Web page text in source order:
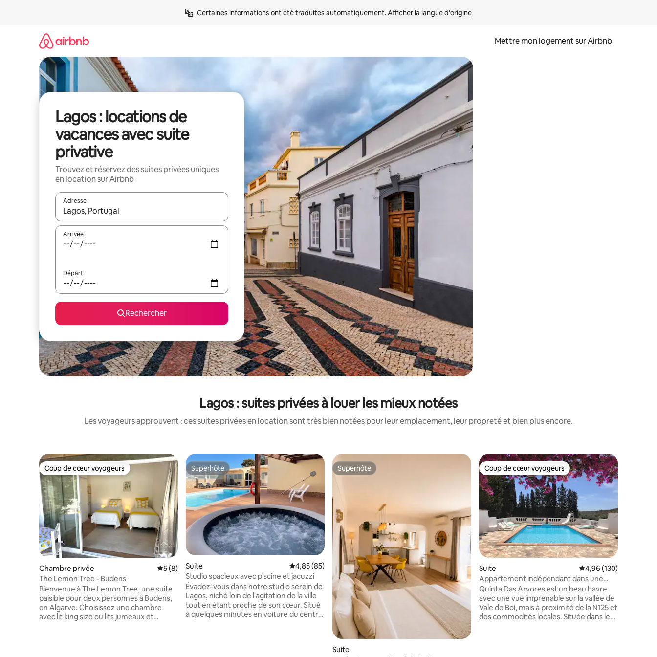
Certaines informations ont été traduites automatiquement. Afficher la langue d'origine
Mettre mon logement sur Airbnb
Lagos : locations de
vacances avec suite
privative
Trouvez et réservez des suites privées uniques
en location sur Airbnb
Adresse
Lorsque les résultats s'affichent, utilisez les flèches vers le haut et vers le bas pour les parcourir ou en appuyant et en faisant glisser.
Arrivée
Départ
Rechercher
Lagos : suites privées à louer les mieux notées
Les voyageurs approuvent : ces suites privées en location sont très bien notées pour leur emplacement, leur propreté et bien plus encore.
Coup de cœur voyageurs
Coup de cœur voyageurs
Chambre privée Évaluation moyenne sur la base de 8 commentaires : 5 sur 5
5 (8)
The Lemon Tree - Budens
Bienvenue à The Lemon Tree, une suite
paisible pour deux personnes à Budens,
en Algarve. Choisissez une chambre
avec lit king size ou lits jumeaux et
Superhôte
Superhôte
Suite Évaluation moyenne sur la base de 85 commentaires : 4,85 sur 5
4,85 (85)
Studio spacieux avec piscine et jacuzzi
Évadez-vous dans notre studio serein de
Lagos, niché loin de l'agitation de la ville
tout en étant proche de son cœur. Situé
à quelques minutes en voiture du centre
Superhôte
Superhôte
Suite
Coup de cœur voyageurs
Coup de cœur voyageurs
Suite Évaluation moyenne
4,96 (130)
Appartement indépendant dans une
charmante villa rurale
Quinta Das Arvores est un beau havre
avec une vue imprenable sur la vallée de
Vale de Boi, mais à proximité de la N125 et
des commodités locales. Située dans le